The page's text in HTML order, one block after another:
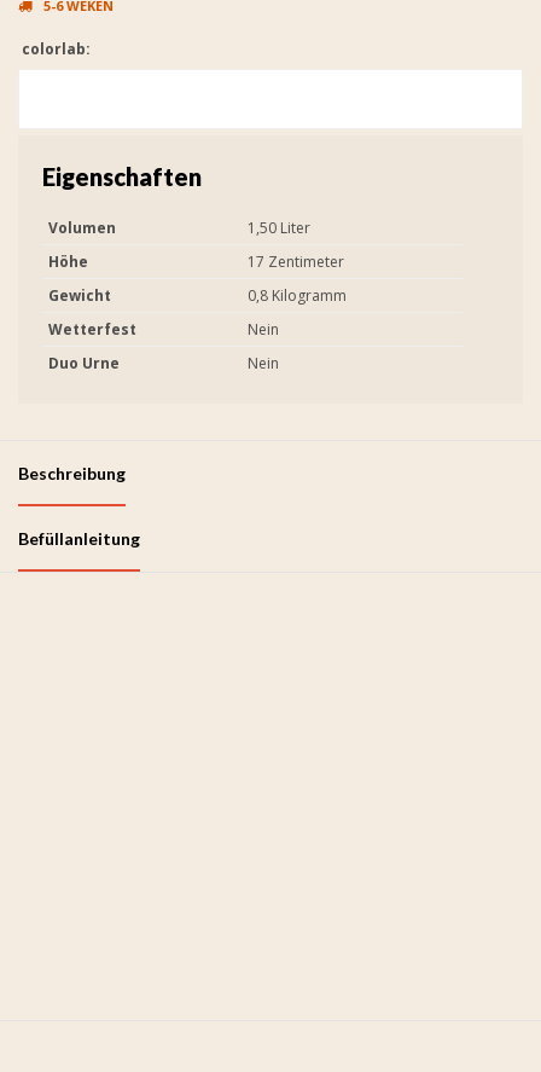
5-6 WEKEN
colorlab:
Eigenschaften
Volumen
1,50 Liter
Höhe
17 Zentimeter
Gewicht
0,8 Kilogramm
Wetterfest
Nein
Duo Urne
Nein
Beschreibung
Befüllanleitung